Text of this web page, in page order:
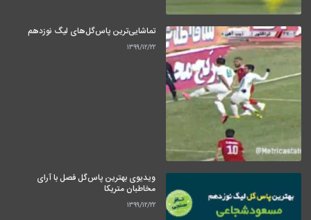
تماشایی‌ترین پاس‌گل‌های لیگ نوزدهم
۱۳۹۹/۱۲/۲۲
ویدیوی بهترین پاس‌گل فصل با آرای
مخاطبان متریکا
۱۳۹۹/۱۲/۲۲